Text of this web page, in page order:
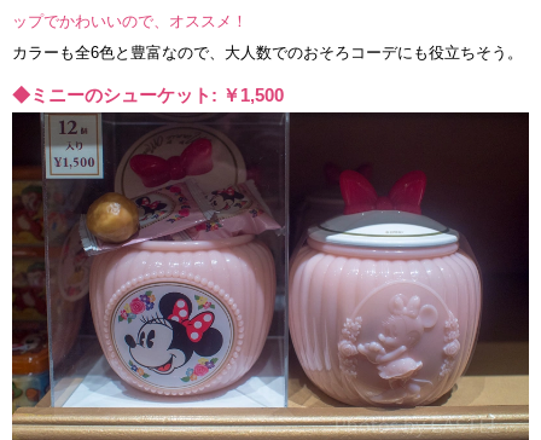
ップでかわいいので、オススメ！
カラーも全6色と豊富なので、大人数でのおそろコーデにも役立ちそう。
◆ミニーのシューケット: ￥1,500